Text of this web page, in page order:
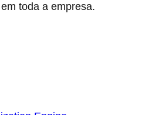
toda a empresa.